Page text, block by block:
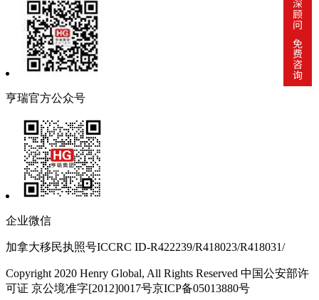
亨瑞官方公众号
企业微信
加拿大移民执照号ICCRC ID-R422239/R418023/R418031/
Copyright 2020 Henry Global, All Rights Reserved 中国公安部许
可证 京公境准字[2012]0017号京ICP备05013880号